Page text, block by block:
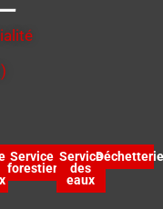
Service
forestier
Service
des
eaux
Déchetterie